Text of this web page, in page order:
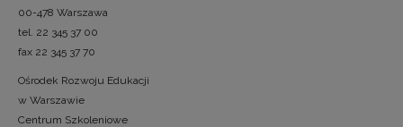
00-478 Warszawa
tel. 22 345 37 00
fax 22 345 37 70
Ośrodek Rozwoju Edukacji
w Warszawie
Centrum Szkoleniowe